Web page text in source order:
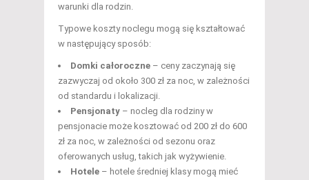
warunki dla rodzin.
Typowe koszty noclegu mogą się kształtować
w następujący sposób:
Domki całoroczne – ceny zaczynają się
zazwyczaj od około 300 zł za noc, w zależności
od standardu i lokalizacji.
Pensjonaty – nocleg dla rodziny w
pensjonacie może kosztować od 200 zł do 600
zł za noc, w zależności od sezonu oraz
oferowanych usług, takich jak wyżywienie.
Hotele – hotele średniej klasy mogą mieć